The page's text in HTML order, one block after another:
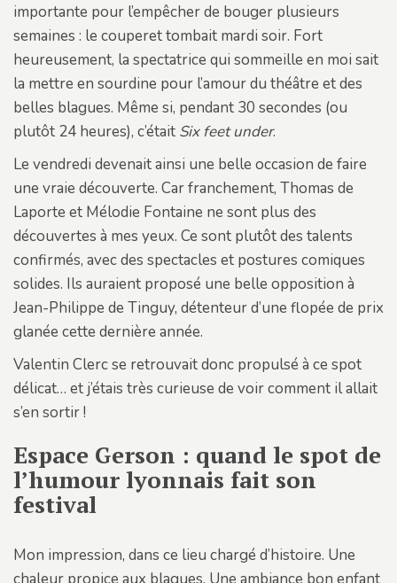
importante pour l’empêcher de bouger plusieurs
semaines : le couperet tombait mardi soir. Fort
heureusement, la spectatrice qui sommeille en moi sait
la mettre en sourdine pour l’amour du théâtre et des
belles blagues. Même si, pendant 30 secondes (ou
plutôt 24 heures), c’était Six feet under.
Le vendredi devenait ainsi une belle occasion de faire
une vraie découverte. Car franchement, Thomas de
Laporte et Mélodie Fontaine ne sont plus des
découvertes à mes yeux. Ce sont plutôt des talents
confirmés, avec des spectacles et postures comiques
solides. Ils auraient proposé une belle opposition à
Jean-Philippe de Tinguy, détenteur d’une flopée de prix
glanée cette dernière année.
Valentin Clerc se retrouvait donc propulsé à ce spot
délicat… et j’étais très curieuse de voir comment il allait
s’en sortir !
Espace Gerson : quand le spot de
l’humour lyonnais fait son
festival
Mon impression, dans ce lieu chargé d’histoire. Une